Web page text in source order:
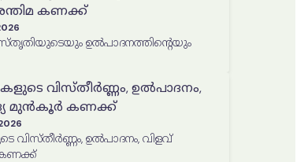
കണക്ക്
വിസ്തീർണ്ണം, ഉൽപാദനം,
മുൻകൂർ കണക്ക്
വിസ്തീർണ്ണം, ഉൽപാദനം, വിളവ്